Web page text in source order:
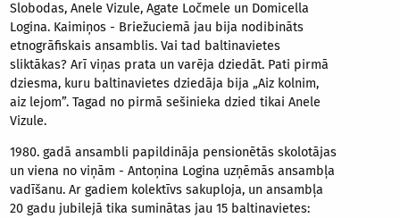
Slobodas, Anele Vizule, Agate Ločmele un Domicella
Logina. Kaimiņos - Briežuciemā jau bija nodibināts
etnogrāfiskais ansamblis. Vai tad baltinavietes
sliktākas? Arī viņas prata un varēja dziedāt. Pati pirmā
dziesma, kuru baltinavietes dziedāja bija „Aiz kolnim,
aiz lejom”. Tagad no pirmā sešinieka dzied tikai Anele
Vizule.
1980. gadā ansambli papildināja pensionētās skolotājas
un viena no viņām - Antoņina Logina uzņēmās ansambļa
vadīšanu. Ar gadiem kolektīvs sakuploja, un ansambļa
20 gadu jubilejā tika suminātas jau 15 baltinavietes: